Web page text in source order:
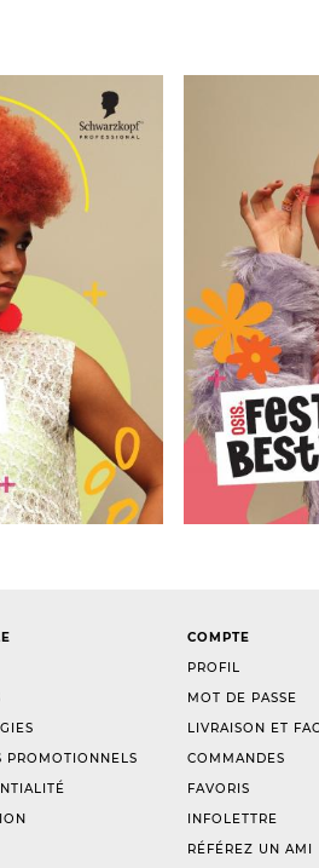
PROMOTIONNELS
COMPTE
PROFIL
MOT DE PASSE
LIVRAISON ET
COMMANDES
FAVORIS
INFOLETTRE
RÉFÉREZ UN AMI